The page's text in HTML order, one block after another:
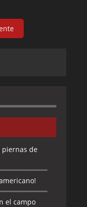
piernas de
el campo